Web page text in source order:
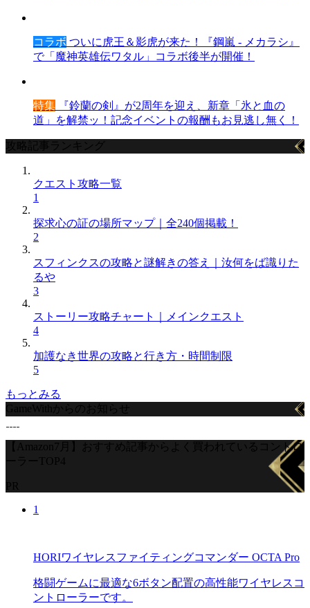
コラボ ついに虎王＆影虎が来た！『鋼嵐 - メカラシ』
で「魔神英雄伝ワタル」コラボ後半が開催！
特集 『鈴蘭の剣』が2周年を迎え、新章「氷と血の
道」を解禁ッ！記念イベントの報酬もお見逃し無く！
攻略記事ランキング
クエスト攻略一覧
1
探求心の証の場所マップ｜全240個掲載！
2
スフィンクスの攻略と謎解きの答え｜汝何をば識りた
るや
3
ストーリー攻略チャート｜メインクエスト
4
加護なき世界の攻略と行き方・時間制限
5
もっとみる
GameWithからのお知らせ
【Amazon7月】おすすめ記事からよく買われているコントロ
ーラーTOP4
PR
1
HORIワイヤレスファイティングコマンダー OCTA Pro
格闘ゲームに最適な6ボタン配置の高性能ワイヤレスコ
ントローラーです。